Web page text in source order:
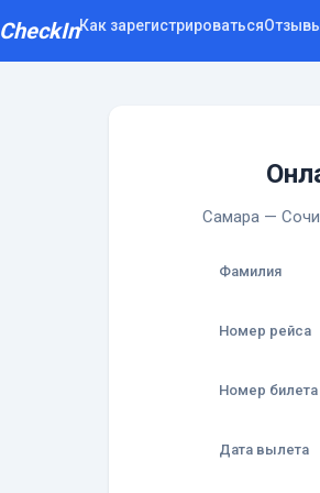
CheckInКак зарегистрироваться
Самара — Сочи
Фамилия
Номер рейса
Номер билета
Дата вылета